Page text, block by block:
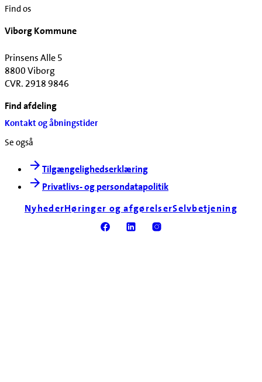
Find os
Viborg Kommune
Prinsens Alle 5
8800 Viborg
CVR. 2918 9846
Find afdeling
Kontakt og åbningstider
Se også
Tilgængelighedserklæring
Privatlivs- og persondatapolitik
NyhederHøringer og afgørelserSelvbetjening